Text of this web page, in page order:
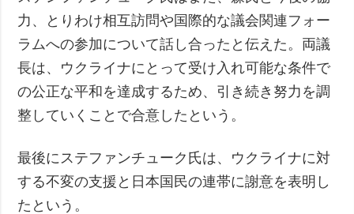
力、とりわけ相互訪問や国際的な議会関連フォー
ラムへの参加について話し合ったと伝えた。両議
長は、ウクライナにとって受け入れ可能な条件で
の公正な平和を達成するため、引き続き努力を調
整していくことで合意したという。
最後にステファンチューク氏は、ウクライナに対
する不変の支援と日本国民の連帯に謝意を表明し
たという。